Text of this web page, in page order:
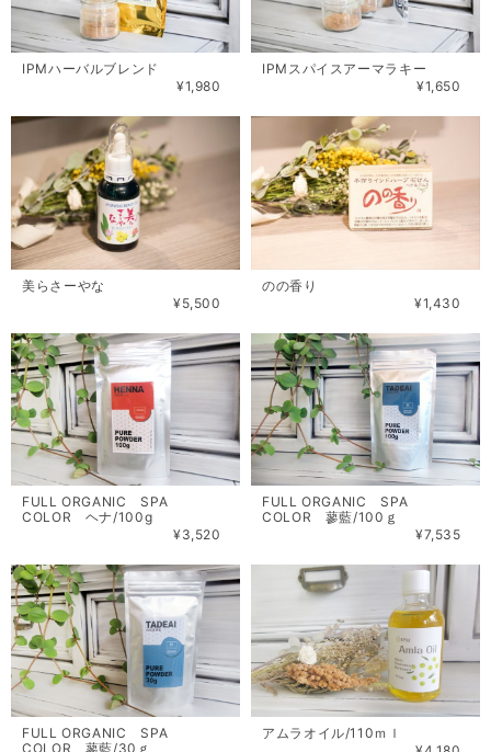
IPMハーバルブレンド
¥1,980
IPMスパイスアーマラキー
¥1,650
美らさーやな
¥5,500
のの香り
¥1,430
FULL ORGANIC SPA
COLOR ヘナ/100g
¥3,520
FULL ORGANIC SPA
COLOR 蓼藍/100ｇ
¥7,535
FULL ORGANIC SPA
COLOR 蓼藍/30ｇ
アムラオイル/110ｍｌ